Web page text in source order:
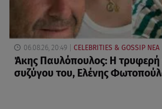
06.08.26, 20:49 CELEBRITIES & GOSSIP ΝΕΑ
Άκης Παυλόπουλος: Η τρυφερή
συζύγου του, Ελένης